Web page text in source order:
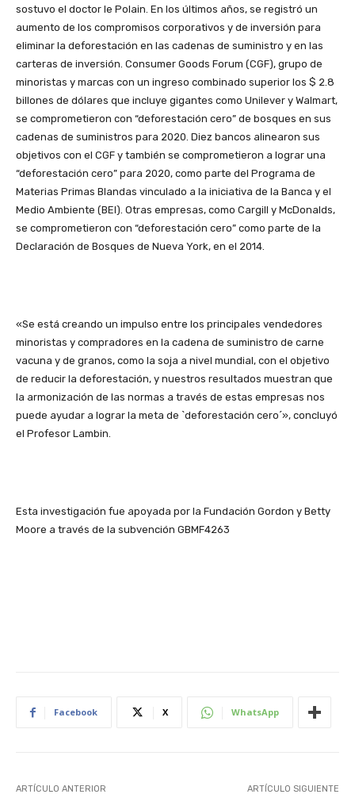
sostuvo el doctor le Polain. En los últimos años, se registró un
aumento de los compromisos corporativos y de inversión para
eliminar la deforestación en las cadenas de suministro y en las
carteras de inversión. Consumer Goods Forum (CGF), grupo de
minoristas y marcas con un ingreso combinado superior los $ 2.8
billones de dólares que incluye gigantes como Unilever y Walmart,
se comprometieron con “deforestación cero” de bosques en sus
cadenas de suministros para 2020. Diez bancos alinearon sus
objetivos con el CGF y también se comprometieron a lograr una
“deforestación cero” para 2020, como parte del Programa de
Materias Primas Blandas vinculado a la iniciativa de la Banca y el
Medio Ambiente (BEI). Otras empresas, como Cargill y McDonalds,
se comprometieron con “deforestación cero” como parte de la
Declaración de Bosques de Nueva York, en el 2014.
«Se está creando un impulso entre los principales vendedores
minoristas y compradores en la cadena de suministro de carne
vacuna y de granos, como la soja a nivel mundial, con el objetivo
de reducir la deforestación, y nuestros resultados muestran que
la armonización de las normas a través de estas empresas nos
puede ayudar a lograr la meta de `deforestación cero´», concluyó
el Profesor Lambin.
Esta investigación fue apoyada por la Fundación Gordon y Betty
Moore a través de la subvención GBMF4263
Facebook X WhatsApp
ARTÍCULO ANTERIOR ARTÍCULO SIGUIENTE